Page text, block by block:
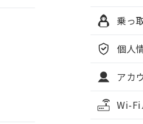
乗っ
個人
アカ
Wi-Fi